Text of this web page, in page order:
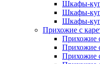
Шкафы-
Шкафы-
Шкафы-
Прихожие с
Прихожие
Прихожие
Прихожие